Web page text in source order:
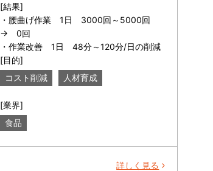
[結果]
・腰曲げ作業 1日 3000回～5000回
→ 0回
・作業改善 1日 48分～120分/日の削減
[目的]
コスト削減
人材育成
[業界]
食品
詳しく見る